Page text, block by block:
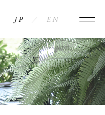
COMPANY
INFORMATION
ACCESS
JP EN